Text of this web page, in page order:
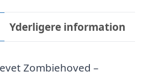
Yderligere information
Zombiehoved –